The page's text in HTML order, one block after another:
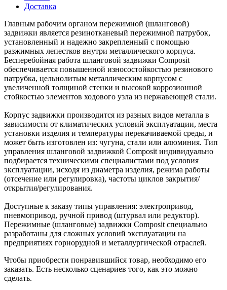
Доставка
Главным рабочим органом пережимной (шланговой)
задвижки является резинотканевый пережимной патрубок,
установленный и надежно закрепленный с помощью
разжимных лепестков внутри металлического корпуса.
Бесперебойная работа шланговой задвижки Composit
обеспечивается повышенной износостойкостью резинового
патрубка, цельнолитым металлическим корпусом с
увеличенной толщиной стенки и высокой коррозионной
стойкостью элементов ходового узла из нержавеющей стали.
Корпус задвижки производится из разных видов металла в
зависимости от климатических условий эксплуатации, места
установки изделия и температуры перекачиваемой среды, и
может быть изготовлен из: чугуна, стали или алюминия. Тип
управления шланговой задвижкой Composit индивидуально
подбирается техническими специалистами под условия
эксплуатации, исходя из диаметра изделия, режима работы
(отсечение или регулировка), частоты циклов закрытия/
открытия/регулирования.
Доступные к заказу типы управления: электропривод,
пневмопривод, ручной привод (штурвал или редуктор).
Пережимные (шланговые) задвижки Composit специально
разработаны для сложных условий эксплуатации на
предприятиях горнорудной и металлургической отраслей.
Чтобы приобрести понравившийся товар, необходимо его
заказать. Есть несколько сценариев того, как это можно
сделать.